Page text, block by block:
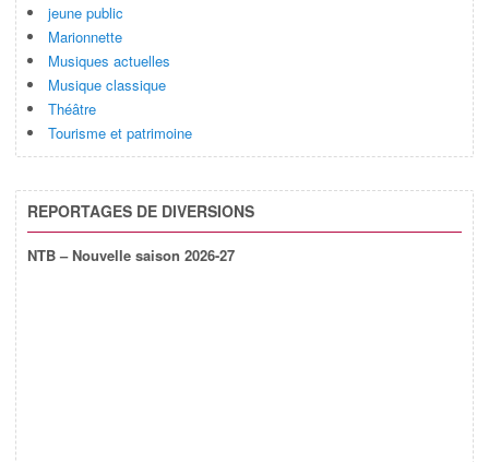
jeune public
Marionnette
Musiques actuelles
Musique classique
Théâtre
Tourisme et patrimoine
REPORTAGES DE DIVERSIONS
NTB – Nouvelle saison 2026-27